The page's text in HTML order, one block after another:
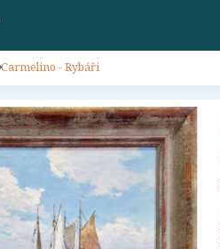
Carmelino - Rybáři